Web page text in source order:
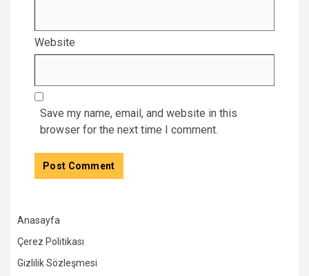
Website
Save my name, email, and website in this
browser for the next time I comment.
Anasayfa
Çerez Politikası
Gizlilik Sözleşmesi